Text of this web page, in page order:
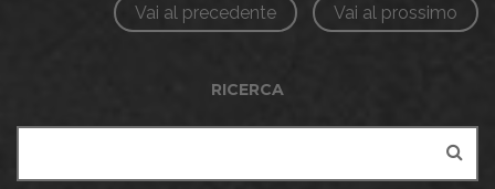
Vai al precedente Vai al prossimo
RICERCA